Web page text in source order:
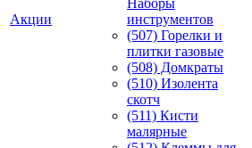
Акции
Наборы
инструментов
(507) Горелки и
плитки газовые
(508) Домкраты
(510) Изолента
скотч
(511) Кисти
малярные